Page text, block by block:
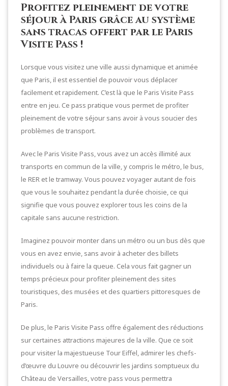
Profitez pleinement de votre
séjour à Paris grâce au système
sans tracas offert par le Paris
Visite Pass !
Lorsque vous visitez une ville aussi dynamique et animée
que Paris, il est essentiel de pouvoir vous déplacer
facilement et rapidement. C’est là que le Paris Visite Pass
entre en jeu. Ce pass pratique vous permet de profiter
pleinement de votre séjour sans avoir à vous soucier des
problèmes de transport.
Avec le Paris Visite Pass, vous avez un accès illimité aux
transports en commun de la ville, y compris le métro, le bus,
le RER et le tramway. Vous pouvez voyager autant de fois
que vous le souhaitez pendant la durée choisie, ce qui
signifie que vous pouvez explorer tous les coins de la
capitale sans aucune restriction.
Imaginez pouvoir monter dans un métro ou un bus dès que
vous en avez envie, sans avoir à acheter des billets
individuels ou à faire la queue. Cela vous fait gagner un
temps précieux pour profiter pleinement des sites
touristiques, des musées et des quartiers pittoresques de
Paris.
De plus, le Paris Visite Pass offre également des réductions
sur certaines attractions majeures de la ville. Que ce soit
pour visiter la majestueuse Tour Eiffel, admirer les chefs-
d’œuvre du Louvre ou découvrir les jardins somptueux du
Château de Versailles, votre pass vous permettra